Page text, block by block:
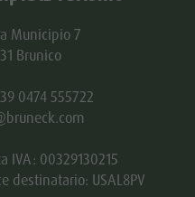
Municipio 7
Brunico
0474 555722
IVA: 00329130215
destinatario: USAL8PV